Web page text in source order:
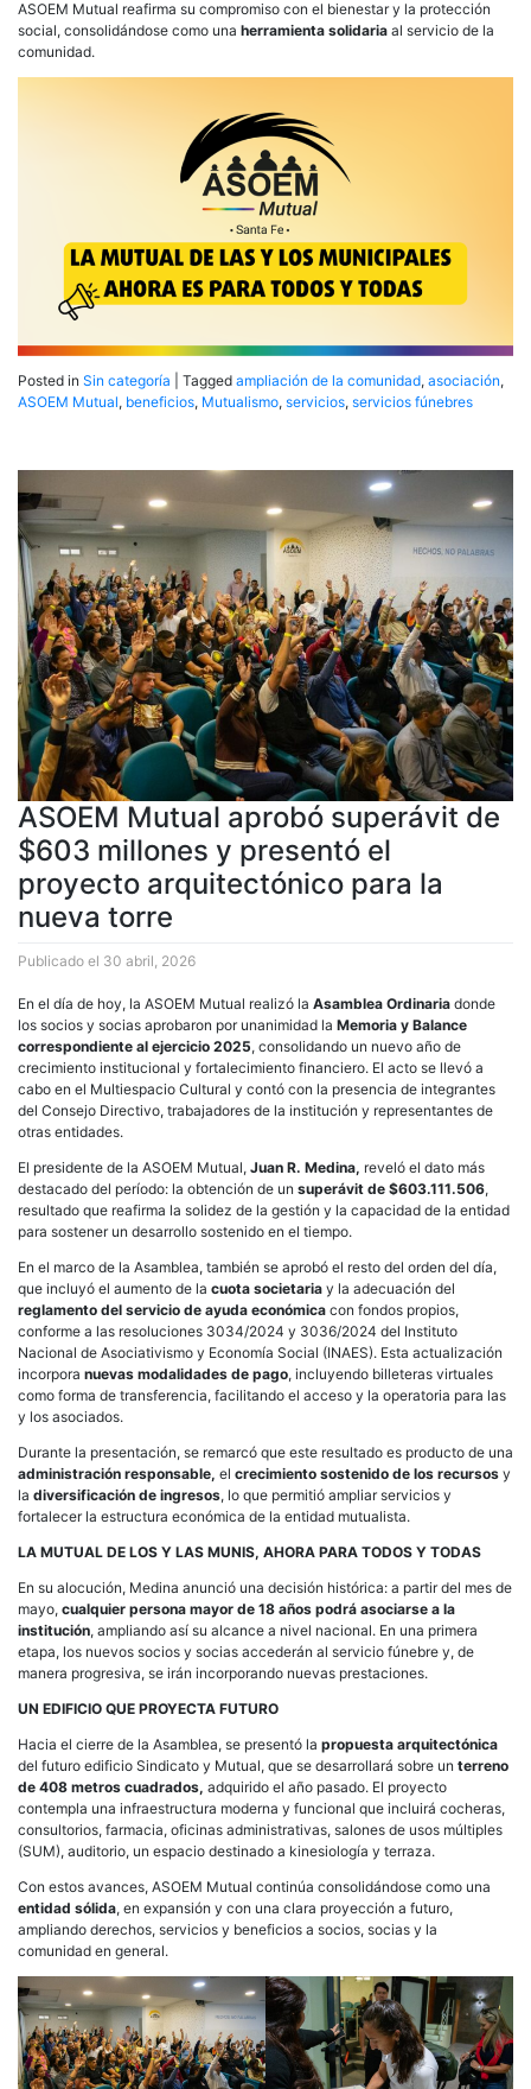
ASOEM Mutual reafirma su compromiso con el bienestar y la protección
social, consolidándose como una herramienta solidaria al servicio de la
comunidad.
Posted in Sin categoría Tagged ampliación de la comunidad, asociación,
ASOEM Mutual, beneficios, Mutualismo, servicios, servicios fúnebres
ASOEM Mutual aprobó superávit de
$603 millones y presentó el
proyecto arquitectónico para la
nueva torre
Publicado el 30 abril, 2026
En el día de hoy, la ASOEM Mutual realizó la Asamblea Ordinaria donde
los socios y socias aprobaron por unanimidad la Memoria y Balance
correspondiente al ejercicio 2025, consolidando un nuevo año de
crecimiento institucional y fortalecimiento financiero. El acto se llevó a
cabo en el Multiespacio Cultural y contó con la presencia de integrantes
del Consejo Directivo, trabajadores de la institución y representantes de
otras entidades.
El presidente de la ASOEM Mutual, Juan R. Medina, reveló el dato más
destacado del período: la obtención de un superávit de $603.111.506,
resultado que reafirma la solidez de la gestión y la capacidad de la entidad
para sostener un desarrollo sostenido en el tiempo.
En el marco de la Asamblea, también se aprobó el resto del orden del día,
que incluyó el aumento de la cuota societaria y la adecuación del
reglamento del servicio de ayuda económica con fondos propios,
conforme a las resoluciones 3034/2024 y 3036/2024 del Instituto
Nacional de Asociativismo y Economía Social (INAES). Esta actualización
incorpora nuevas modalidades de pago, incluyendo billeteras virtuales
como forma de transferencia, facilitando el acceso y la operatoria para las
y los asociados.
Durante la presentación, se remarcó que este resultado es producto de una
administración responsable, el crecimiento sostenido de los recursos y
la diversificación de ingresos, lo que permitió ampliar servicios y
fortalecer la estructura económica de la entidad mutualista.
LA MUTUAL DE LOS Y LAS MUNIS, AHORA PARA TODOS Y TODAS
En su alocución, Medina anunció una decisión histórica: a partir del mes de
mayo, cualquier persona mayor de 18 años podrá asociarse a la
institución, ampliando así su alcance a nivel nacional. En una primera
etapa, los nuevos socios y socias accederán al servicio fúnebre y, de
manera progresiva, se irán incorporando nuevas prestaciones.
UN EDIFICIO QUE PROYECTA FUTURO
Hacia el cierre de la Asamblea, se presentó la propuesta arquitectónica
del futuro edificio Sindicato y Mutual, que se desarrollará sobre un terreno
de 408 metros cuadrados, adquirido el año pasado. El proyecto
contempla una infraestructura moderna y funcional que incluirá cocheras,
consultorios, farmacia, oficinas administrativas, salones de usos múltiples
(SUM), auditorio, un espacio destinado a kinesiología y terraza.
Con estos avances, ASOEM Mutual continúa consolidándose como una
entidad sólida, en expansión y con una clara proyección a futuro,
ampliando derechos, servicios y beneficios a socios, socias y la
comunidad en general.